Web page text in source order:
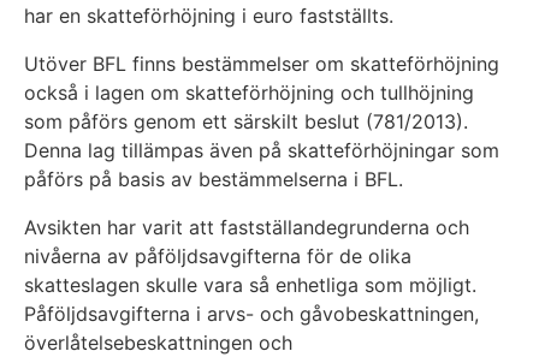
har en skatteförhöjning i euro fastställts.
Utöver BFL finns bestämmelser om skatteförhöjning
också i lagen om skatteförhöjning och tullhöjning
som påförs genom ett särskilt beslut (781/2013).
Denna lag tillämpas även på skatteförhöjningar som
påförs på basis av bestämmelserna i BFL.
Avsikten har varit att fastställandegrunderna och
nivåerna av påföljdsavgifterna för de olika
skatteslagen skulle vara så enhetliga som möjligt.
Påföljdsavgifterna i arvs- och gåvobeskattningen,
överlåtelsebeskattningen och